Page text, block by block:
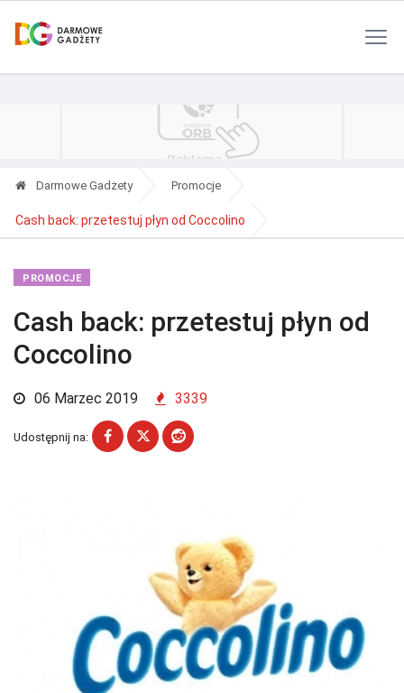
Darmowe Gadżety Promocje
Cash back: przetestuj płyn od Coccolino
PROMOCJE
Cash back: przetestuj płyn od
Coccolino
06 Marzec 2019 3339
Udostępnij na: